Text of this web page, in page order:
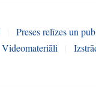
Preses relīzes un
Videomateriāli